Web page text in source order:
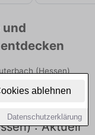
ablehnen
Datenschutzerklärung
(Hessen)
Sie freie Optionen
noch heute.
: Aktuell